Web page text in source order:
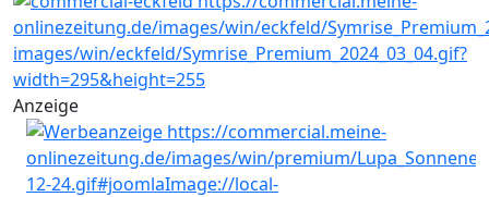
Anzeige